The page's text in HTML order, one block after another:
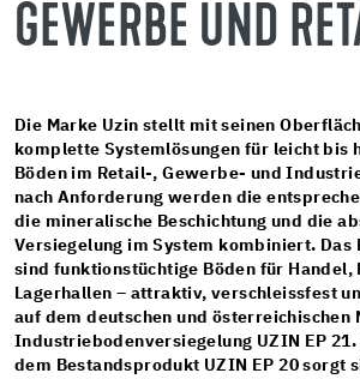
GEWERBE UND
Die Marke Uzin stellt mit seinen
komplette Systemlösungen für leicht bis
Böden im Retail-, Gewerbe- und
nach Anforderung werden die
die mineralische Beschichtung und die
Versiegelung im System kombiniert. Das
sind funktionstüchtige Böden für Handel,
Lagerhallen – attraktiv, verschleissfest
auf dem deutschen und österreichischen
Industriebodenversiegelung UZIN EP
dem Bestandsprodukt UZIN EP 20 sorgt